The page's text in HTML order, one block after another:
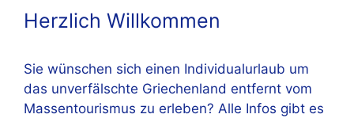
Herzlich Willkommen
Sie wünschen sich einen Individualurlaub um
das unverfälschte Griechenland entfernt vom
Massentourismus zu erleben? Alle Infos gibt es